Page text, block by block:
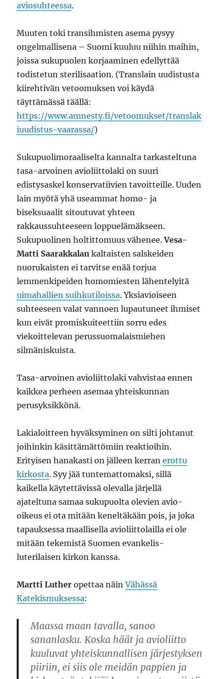
aviosuhteessa.
Muuten toki transihmisten asema pysyy
ongelmallisena – Suomi kuuluu niihin maihin,
joissa sukupuolen korjaaminen edellyttää
todistetun sterilisaation. (Translain uudistusta
kiirehtivän vetoomuksen voi käydä
täyttämässä täällä:
https://www.amnesty.fi/vetoomukset/translak
iuudistus-vaarassa/)
Sukupuolimoraaliselta kannalta tarkasteltuna
tasa-arvoinen avioliittolaki on suuri
edistysaskel konservatiivien tavoitteille. Uuden
lain myötä yhä useammat homo- ja
biseksuaalit sitoutuvat yhteen
rakkaussuhteeseen loppuelämäkseen.
Sukupuolinen holtittomuus vähenee.Vesa-
Matti Saarakkalan kaltaisten salskeiden
nuorukaisten ei tarvitse enää torjua
lemmenkipeiden homomiesten lähentelyitä
uimahallien suihkutiloissa. Yksiavioiseen
suhteeseen valat vannoen lupautuneet ihmiset
kun eivät promiskuiteettiin sorru edes
viekoittelevan perussuomalaismiehen
silmäniskuista.
Tasa-arvoinen avioliittolaki vahvistaa ennen
kaikkea perheen asemaa yhteiskunnan
perusyksikkönä.
Lakialoitteen hyväksyminen on silti johtanut
joihinkin käsittämättömiin reaktioihin.
Erityisen hanakasti on jälleen kerranerottu
kirkosta. Syy jää tuntemattomaksi, sillä
kaikella käytettävissä olevalla järjellä
ajateltuna samaa sukupuolta olevien avio-
oikeus ei ota mitään keneltäkään pois, ja joka
tapauksessa maallisella avioliittolailla ei ole
mitään tekemistä Suomen evankelis-
luterilaisen kirkon kanssa.
Martti Luther opettaa näinVähässä
Katekismuksessa:
Maassa maan tavalla, sanoo
sananlasku. Koska häät ja avioliitto
kuuluvat yhteiskunnallisen järjestyksen
piiriin, ei siis ole meidän pappien ja